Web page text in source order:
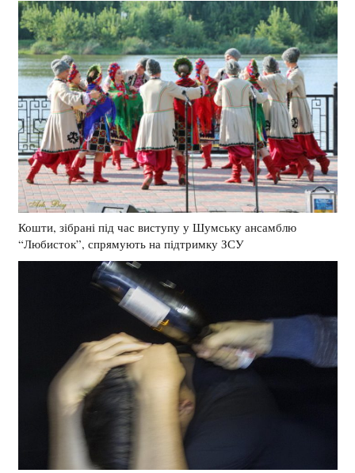
Кошти, зібрані під час виступу у Шумську ансамблю
“Любисток”, спрямують на підтримку ЗСУ